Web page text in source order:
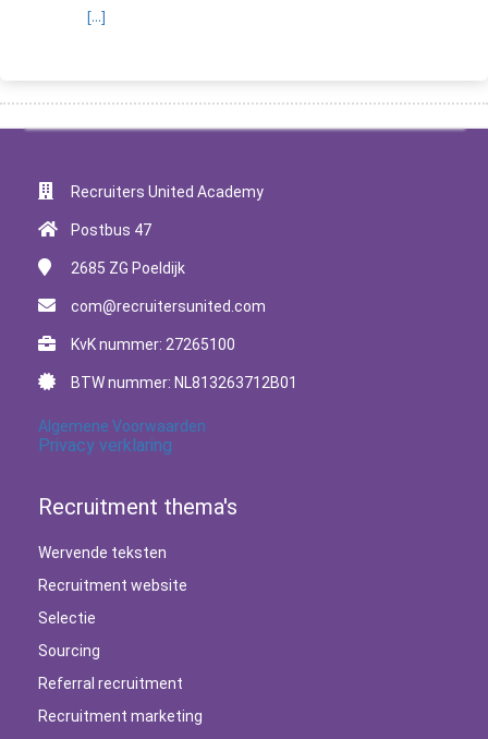
[...]
Recruiters United Academy
Postbus 47
2685 ZG Poeldijk
com@recruitersunited.com
KvK nummer: 27265100
BTW nummer: NL813263712B01
Algemene Voorwaarden
Privacy verklaring
Recruitment thema's
Wervende teksten
Recruitment website
Selectie
Sourcing
Referral recruitment
Recruitment marketing